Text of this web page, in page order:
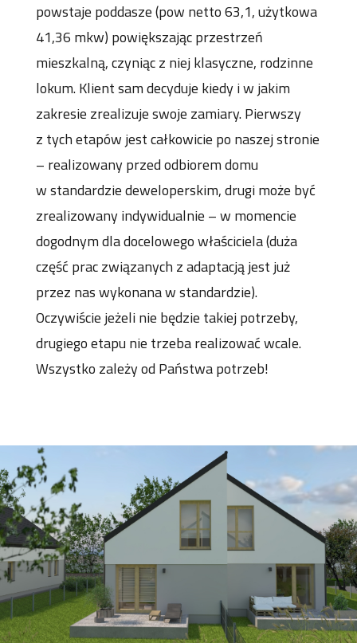
powstaje poddasze (pow netto 63,1, użytkowa
41,36 mkw) powiększając przestrzeń
mieszkalną, czyniąc z niej klasyczne, rodzinne
lokum. Klient sam decyduje kiedy i w jakim
zakresie zrealizuje swoje zamiary. Pierwszy
z tych etapów jest całkowicie po naszej stronie
– realizowany przed odbiorem domu
w standardzie deweloperskim, drugi może być
zrealizowany indywidualnie – w momencie
dogodnym dla docelowego właściciela (duża
część prac związanych z adaptacją jest już
przez nas wykonana w standardzie).
Oczywiście jeżeli nie będzie takiej potrzeby,
drugiego etapu nie trzeba realizować wcale.
Wszystko zależy od Państwa potrzeb!